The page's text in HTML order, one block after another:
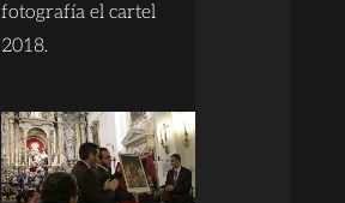
fotografía el cartel
2018.